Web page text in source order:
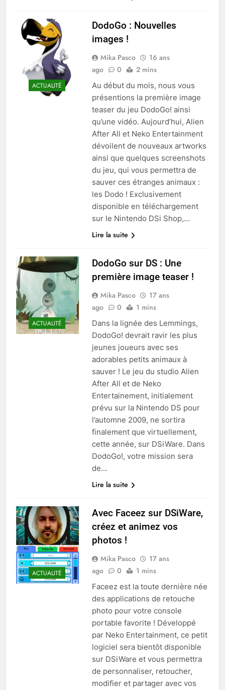
ACTUALITÉ
DodoGo : Nouvelles
images !
Mika Pasco
16 ans
ago
0 2 mins
Au début du mois, nous vous
présentions la première image
teaser du jeu DodoGo! ainsi
qu’une vidéo. Aujourd’hui, Alien
After All et Neko Entertainment
dévoilent de nouveaux artworks
ainsi que quelques screenshots
du jeu, qui vous permettra de
sauver ces étranges animaux :
les Dodo ! Exclusivement
disponible en téléchargement
sur le Nintendo DSi Shop,…
Lire la suite
ACTUALITÉ
DodoGo sur DS : Une
première image teaser !
Mika Pasco
17 ans
ago
0 1 mins
Dans la lignée des Lemmings,
DodoGo! devrait ravir les plus
jeunes joueurs avec ses
adorables petits animaux à
sauver ! Le jeu du studio Alien
After All et de Neko
Entertainement, initialement
prévu sur la Nintendo DS pour
l’automne 2009, ne sortira
finalement que virtuellement,
cette année, sur DSiWare. Dans
DodoGo!, votre mission sera
de…
Lire la suite
ACTUALITÉ
Avec Faceez sur DSiWare,
créez et animez vos
photos !
Mika Pasco
17 ans
ago
0 1 mins
Faceez est la toute dernière née
des applications de retouche
photo pour votre console
portable favorite ! Développé
par Neko Entertainment, ce petit
logiciel sera bientôt disponible
sur DSiWare et vous permettra
de personnaliser, retoucher,
modifier et partager avec vos